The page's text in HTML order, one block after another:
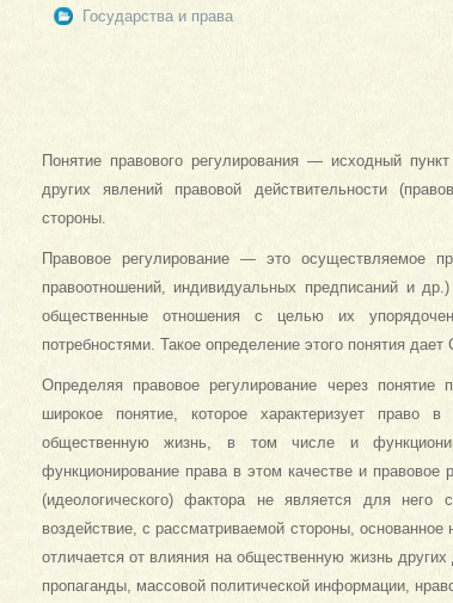
Государства и права
Понятие правового регулирования — исходный
других явлений правовой действительности
стороны.
Правовое регулирование — это осуществляемое
правоотношений, индивидуальных предписаний и др.)
общественные отношения с целью их
потребностями. Такое определение этого понятия
Определяя правовое регулирование через
широкое понятие, которое характеризует
общественную жизнь, в том числе и
функционирование права в этом качестве и правовое
(идеологического) фактора не является для
воздействие, с рассматриваемой стороны,
отличается от влияния на общественную жизнь
пропаганды, массовой политической информации,